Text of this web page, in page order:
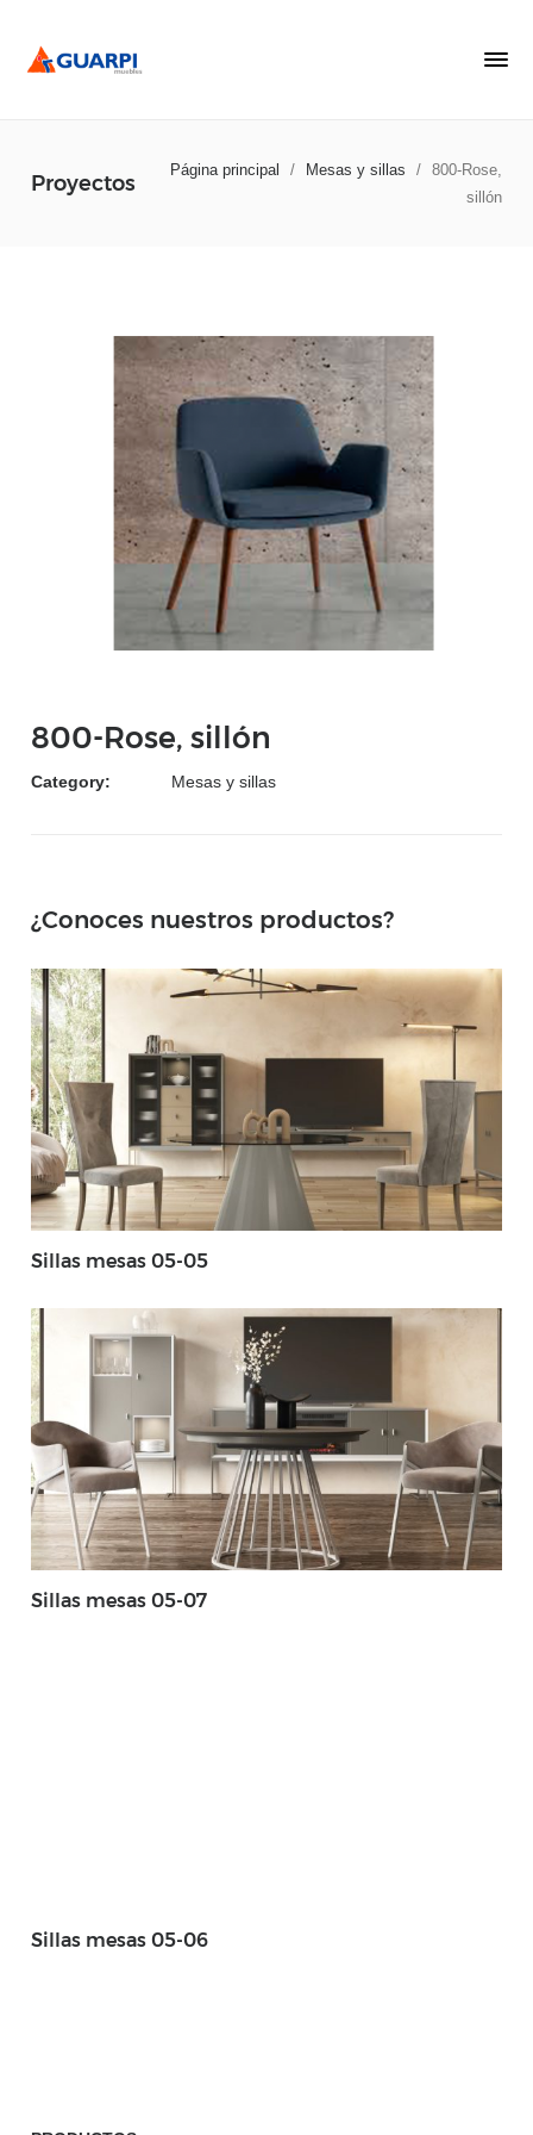
Proyectos
Página principal / Mesas y sillas / 800-Rose,
sillón
800-Rose, sillón
Category: Mesas y sillas
¿Conoces nuestros productos?
Sillas mesas 05-05
Sillas mesas 05-07
Sillas mesas 05-06